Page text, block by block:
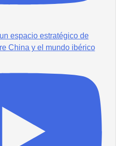
espacio estratégico de
China y el mundo ibérico